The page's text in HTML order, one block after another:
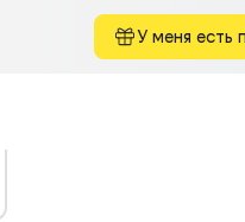
У меня есть